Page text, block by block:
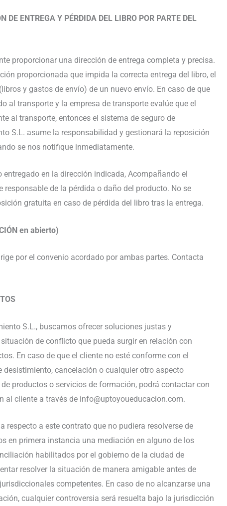
DE ENTREGA Y PÉRDIDA DEL LIBRO POR PARTE DEL
proporcionar una dirección de entrega completa y precisa.
proporcionada que impida la correcta entrega del libro, el
y gastos de envío) de un nuevo envío. En caso de que
al transporte y la empresa de transporte evalúe que el
al transporte, entonces el sistema de seguro de
S.L. asume la responsabilidad y gestionará la reposición
se nos notifique inmediatamente.
entregado en la dirección indicada, Acompañando el
responsable de la pérdida o daño del producto. No se
gratuita en caso de pérdida del libro tras la entrega.
en abierto)
por el convenio acordado por ambas partes. Contacta
S.L., buscamos ofrecer soluciones justas y
de conflicto que pueda surgir en relación con
En caso de que el cliente no esté conforme con el
desistimiento, cancelación o cualquier otro aspecto
productos o servicios de formación, podrá contactar con
al cliente a través de info@uptoyoueducacion.com.
respecto a este contrato que no pudiera resolverse de
en primera instancia una mediación en alguno de los
habilitados por el gobierno de la ciudad de
resolver la situación de manera amigable antes de
competentes. En caso de no alcanzarse una
cualquier controversia será resuelta bajo la jurisdicción